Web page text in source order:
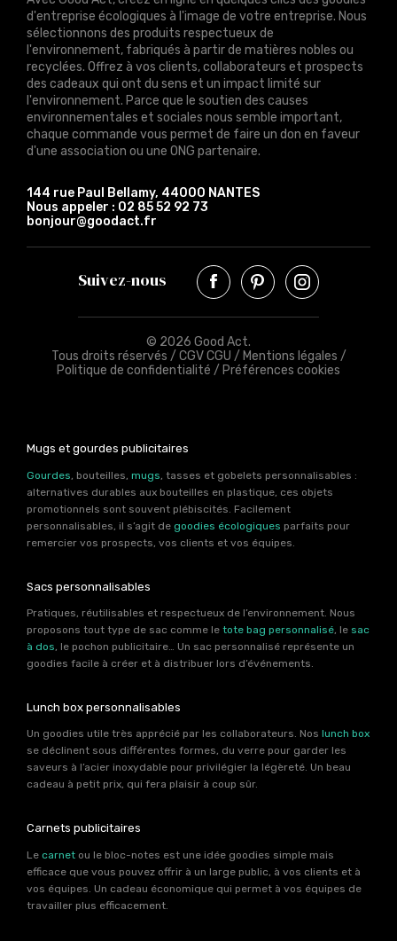
d'entreprise écologiques à l'image de votre entreprise. Nous
sélectionnons des produits respectueux de
l'environnement, fabriqués à partir de matières nobles ou
recyclées. Offrez à vos clients, collaborateurs et prospects
des cadeaux qui ont du sens et un impact limité sur
l'environnement. Parce que le soutien des causes
environnementales et sociales nous semble important,
chaque commande vous permet de faire un don en faveur
d'une association ou une ONG partenaire.
144 rue Paul Bellamy, 44000 NANTES
Nous appeler : 02 85 52 92 73
bonjour@goodact.fr
Suivez-nous
© 2026 Good Act.
Tous droits réservés / CGV CGU / Mentions légales /
Politique de confidentialité / Préférences cookies
Mugs et gourdes publicitaires
Gourdes , bouteilles, mugs , tasses et gobelets personnalisables :
alternatives durables aux bouteilles en plastique, ces objets
promotionnels sont souvent plébiscités. Facilement
personnalisables, il s’agit de goodies écologiques parfaits pour
remercier vos prospects, vos clients et vos équipes.
Sacs personnalisables
Pratiques, réutilisables et respectueux de l’environnement. Nous
proposons tout type de sac comme le tote bag personnalisé, le sac
à dos, le pochon publicitaire… Un sac personnalisé représente un
goodies facile à créer et à distribuer lors d’événements.
Lunch box personnalisables
Un goodies utile très apprécié par les collaborateurs. Nos lunch box
se déclinent sous différentes formes, du verre pour garder les
saveurs à l’acier inoxydable pour privilégier la légèreté. Un beau
cadeau à petit prix, qui fera plaisir à coup sûr.
Carnets publicitaires
Le carnet ou le bloc-notes est une idée goodies simple mais
efficace que vous pouvez offrir à un large public, à vos clients et à
vos équipes. Un cadeau économique qui permet à vos équipes de
travailler plus efficacement.